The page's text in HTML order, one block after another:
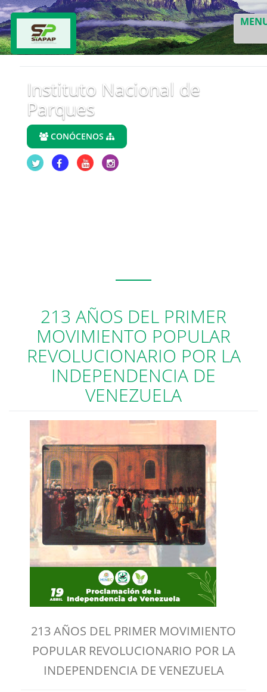
Instituto Nacional de
Parques
CONÓCENOS
213 AÑOS DEL PRIMER
MOVIMIENTO POPULAR
REVOLUCIONARIO POR LA
INDEPENDENCIA DE
VENEZUELA
213 AÑOS DEL PRIMER MOVIMIENTO
POPULAR REVOLUCIONARIO POR LA
INDEPENDENCIA DE VENEZUELA